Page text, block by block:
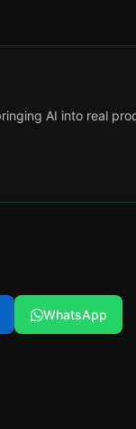
AI into real
WhatsApp